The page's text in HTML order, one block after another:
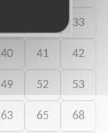
33
40 41 42
49 52 53
63 65 68